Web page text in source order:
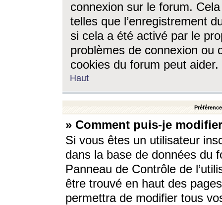
connexion sur le forum.
telles que l’enregistrement
si cela a été activé par le
problèmes de connexion ou
cookies du forum peut aider.
Haut
» Comment puis-je
Si vous êtes un utilisateur
dans la base de données du
Panneau de Contrôle de
être trouvé en haut des
permettra de modifier tous